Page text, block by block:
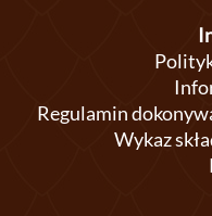
Regulamin
Wykaz